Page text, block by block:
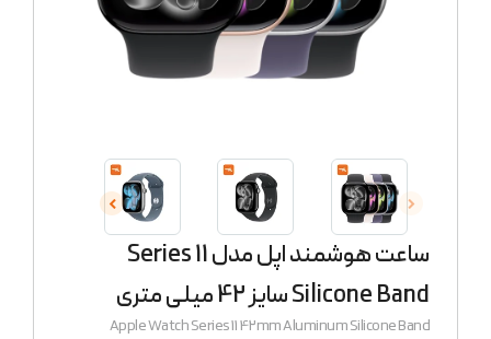
ساعت هوشمند اپل مدل Series 11
Silicone Band سایز 42 میلی متری
Apple Watch Series 11 42mm Aluminum Silicone Band